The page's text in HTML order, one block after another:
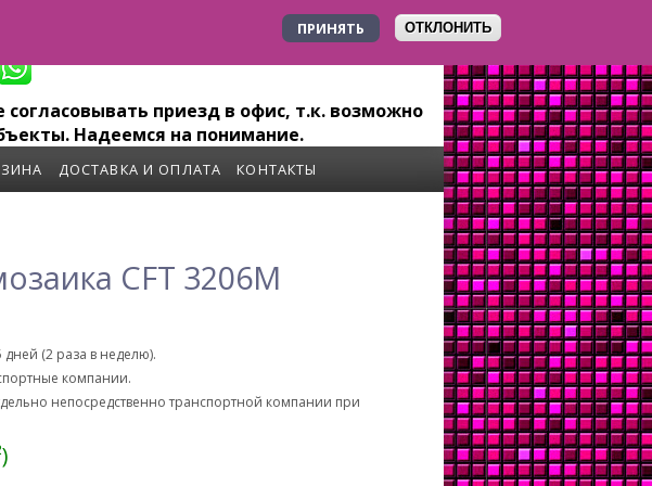
ПРИНЯТЬ ОТКЛОНИТЬ
+7 923 179-6-279
приезд в офис, т.к. возможно
Надеемся на понимание.
ДОСТАВКА И ОПЛАТА КОНТАКТЫ
CFT 3206M
дней (2 раза в неделю).
компании.
непосредственно транспортной компании при